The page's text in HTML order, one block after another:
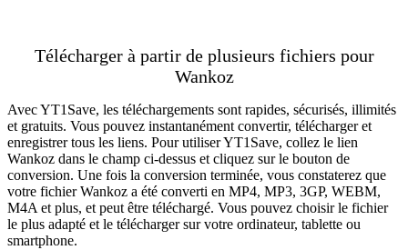
Télécharger à partir de plusieurs fichiers pour
Wankoz
Avec YT1Save, les téléchargements sont rapides, sécurisés, illimités
et gratuits. Vous pouvez instantanément convertir, télécharger et
enregistrer tous les liens. Pour utiliser YT1Save, collez le lien
Wankoz dans le champ ci-dessus et cliquez sur le bouton de
conversion. Une fois la conversion terminée, vous constaterez que
votre fichier Wankoz a été converti en MP4, MP3, 3GP, WEBM,
M4A et plus, et peut être téléchargé. Vous pouvez choisir le fichier
le plus adapté et le télécharger sur votre ordinateur, tablette ou
smartphone.